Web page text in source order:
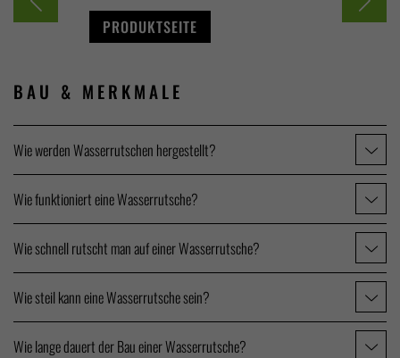
PRODUKTSEITE
BAU & MERKMALE
Wie werden Wasserrutschen hergestellt?
Wie funktioniert eine Wasserrutsche?
Wie schnell rutscht man auf einer Wasserrutsche?
Wie steil kann eine Wasserrutsche sein?
Wie lange dauert der Bau einer Wasserrutsche?